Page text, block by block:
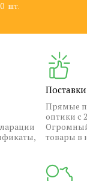
0 шт.
Поставки
Прямые
оптики с
товары в